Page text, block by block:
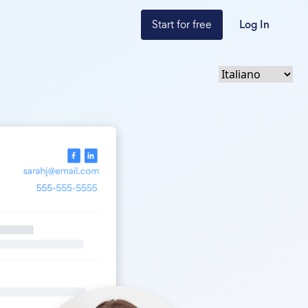
Start for free Log In